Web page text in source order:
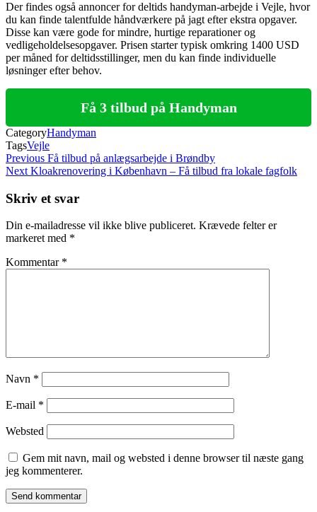
Der findes også annoncer for deltids handyman-arbejde i Vejle, hvor
du kan finde talentfulde håndværkere på jagt efter ekstra opgaver.
Disse kan være gode for mindre, hurtige reparationer og
vedligeholdelsesopgaver. Prisen starter typisk omkring 1400 USD
per måned for deltidsstillinger, men du kan finde individuelle
løsninger efter behov.
Få 3 tilbud på Handyman
CategoryHandyman
TagsVejle
Indlægsnavigation
Previous
Post
Previous Få tilbud på anlægsarbejde i Brøndby
Next
Next Kloakrenovering i København – Få tilbud fra lokale fagfolk
Skriv et svar
Din e-mailadresse vil ikke blive publiceret. Krævede felter er
markeret med *
Kommentar *
Navn *
E-mail *
Websted
Gem mit navn, mail og websted i denne browser til næste gang
jeg kommenterer.